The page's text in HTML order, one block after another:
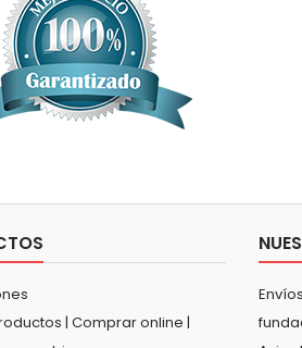
| Comprar online |